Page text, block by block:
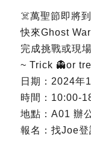
☠️萬聖節即將
快來Ghost
完成挑戰或現
~ Trick 👻or
日期：2024年
時間：10:00-
地點：A01 辦
報名：找Joe登